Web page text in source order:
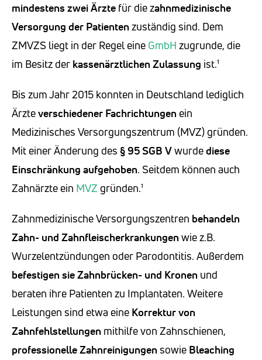
mindestens zwei Ärzte für die zahnmedizinische
Versorgung der Patienten zuständig sind. Dem
ZMVZS liegt in der Regel eine GmbH zugrunde, die
im Besitz der kassenärztlichen Zulassung ist.¹
Bis zum Jahr 2015 konnten in Deutschland lediglich
Ärzteverschiedener Fachrichtungen ein
Medizinisches Versorgungszentrum (MVZ) gründen.
Mit einer Änderung des § 95 SGB Vwurdediese
Einschränkung aufgehoben. Seitdem können auch
Zahnärzte ein MVZ gründen.¹
Zahnmedizinische Versorgungszentren behandeln
Zahn- und Zahnfleischerkrankungen wie z.B.
Wurzelentzündungen oder Parodontitis. Außerdem
befestigen sie Zahnbrücken- und Kronen und
beraten ihre Patienten zu Implantaten. Weitere
Leistungen sind etwa eine Korrektur von
Zahnfehlstellungen mithilfe von Zahnschienen,
professionelle Zahnreinigungen sowie Bleaching